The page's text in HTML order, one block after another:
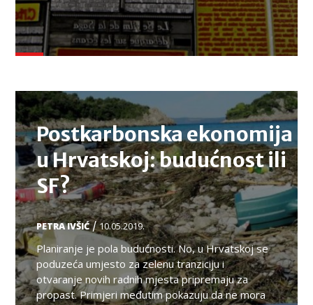
Postkarbonska ekonomija
u Hrvatskoj: budućnost ili
SF?
PETRA IVŠIĆ/10.05.2019.
Planiranje je pola budućnosti. No, u Hrvatskoj se
poduzeća umjesto za zelenu tranziciju i
otvaranje novih radnih mjesta pripremaju za
propast. Primjeri međutim pokazuju da ne mora